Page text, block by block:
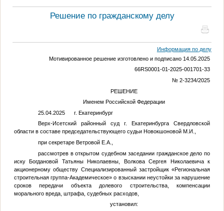
Решение по гражданскому делу
Информация по делу
Мотивированное решение изготовлено и подписано 14.05.2025
66RS0001-01-2025-001701-33
№ 2-3234/2025
РЕШЕНИЕ
Именем Российской Федерации
25.04.2025 г. Екатеринбург
Верх-Исетский районный суд г. Екатеринбурга Свердловской
области в составе председательствующего судьи Новокшоновой М.И.,
при секретаре Ветровой Е.А.,
рассмотрев в открытом судебном заседании гражданское дело по
иску Богдановой Татьяны Николаевны, Волкова Сергея Николаевича к
акционерному обществу Специализированный застройщик «Региональная
строительная группа-Академическое» о взыскании неустойки за нарушение
сроков передачи объекта долевого строительства, компенсации
морального вреда, штрафа, судебных расходов,
установил: